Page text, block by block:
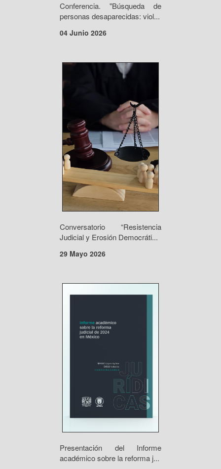
Conferencia. "Búsqueda de
personas desaparecidas: viol...
04 Junio 2026
Conversatorio “Resistencia
Judicial y Erosión Democráti...
29 Mayo 2026
Presentación del Informe
académico sobre la reforma j...